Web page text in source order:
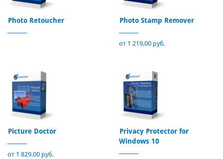
Photo Retoucher Photo Stamp Remover
от 1 219,00 руб.
Picture Doctor
от 1 829,00 руб.
Privacy Protector for
Windows 10